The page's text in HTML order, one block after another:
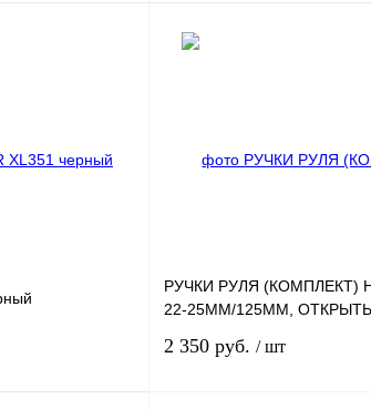
РУЧКИ РУЛЯ (КОМПЛЕКТ)
22-25ММ/125ММ,
2 350 руб. / шт